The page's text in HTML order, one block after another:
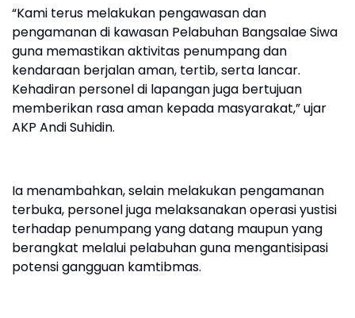
“Kami terus melakukan pengawasan dan
pengamanan di kawasan Pelabuhan Bangsalae Siwa
guna memastikan aktivitas penumpang dan
kendaraan berjalan aman, tertib, serta lancar.
Kehadiran personel di lapangan juga bertujuan
memberikan rasa aman kepada masyarakat,” ujar
AKP Andi Suhidin.
Ia menambahkan, selain melakukan pengamanan
terbuka, personel juga melaksanakan operasi yustisi
terhadap penumpang yang datang maupun yang
berangkat melalui pelabuhan guna mengantisipasi
potensi gangguan kamtibmas.